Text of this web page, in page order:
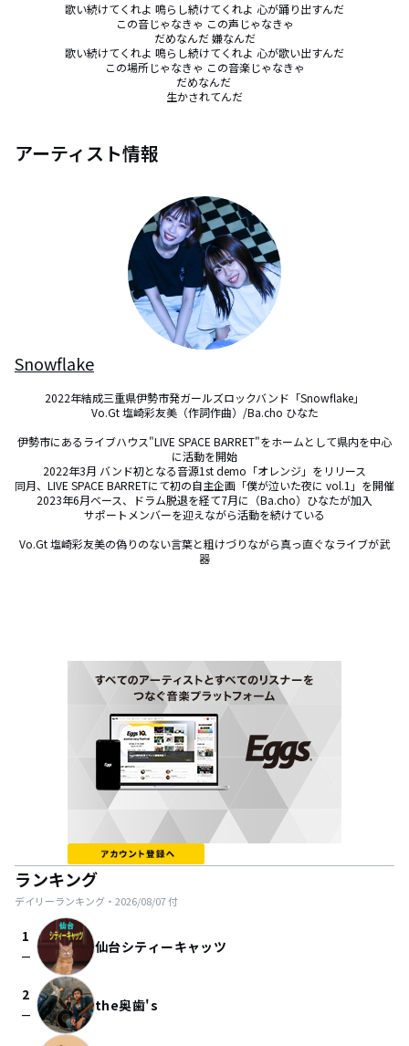
歌い続けてくれよ 鳴らし続けてくれよ 心が踊り出すんだ
この音じゃなきゃ この声じゃなきゃ
だめなんだ 嫌なんだ
歌い続けてくれよ 鳴らし続けてくれよ 心が歌い出すんだ
この場所じゃなきゃ この音楽じゃなきゃ
だめなんだ
生かされてんだ
アーティスト情報
Snowflake
2022年結成三重県伊勢市発ガールズロックバンド「Snowflake」
Vo.Gt 塩崎彩友美（作詞作曲）/Ba.cho ひなた
伊勢市にあるライブハウス"LIVE SPACE BARRET"をホームとして県内を中心
に活動を開始
2022年3月 バンド初となる音源1st demo「オレンジ」をリリース
同月、LIVE SPACE BARRETにて初の自主企画「僕が泣いた夜に vol.1」を開催
2023年6月ベース、ドラム脱退を経て7月に（Ba.cho）ひなたが加入
サポートメンバーを迎えながら活動を続けている
Vo.Gt 塩崎彩友美の偽りのない言葉と粗けづりながら真っ直ぐなライブが武
器
ランキング
デイリーランキング・ 2026/08/07付
1
check_indeterminate_small 仙台シティーキャッツ
2
check_indeterminate_small the奥歯's